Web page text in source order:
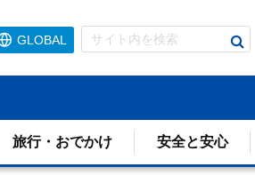
GLOBAL
旅行・おでかけ 安全と安心
検
る